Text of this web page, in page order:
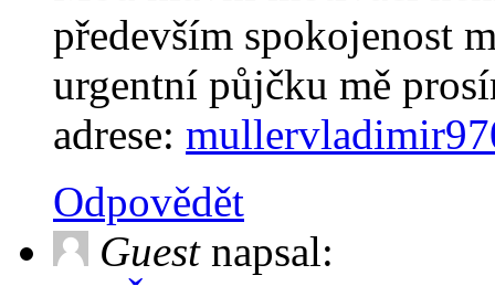
především spokojenost
urgentní půjčku mě
adrese:
Odpovědět
Guest napsal: